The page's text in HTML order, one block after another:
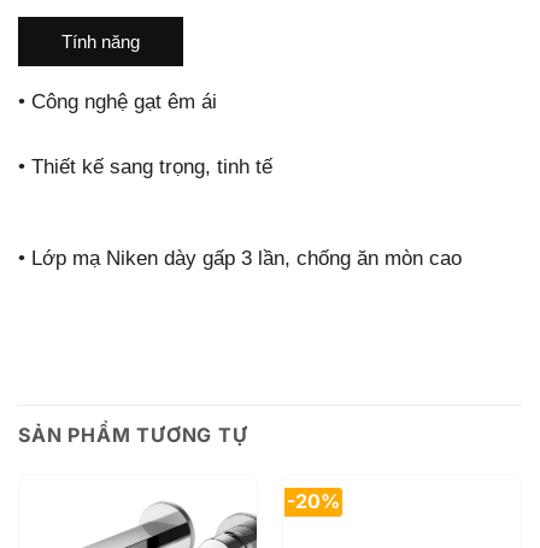
Tính năng
•Công nghệ gạt êm ái
•Thiết kế sang trọng, tinh tế
•Lớp mạ Niken dày gấp 3 lần, chống ăn mòn cao
SẢN PHẨM TƯƠNG TỰ
-20%